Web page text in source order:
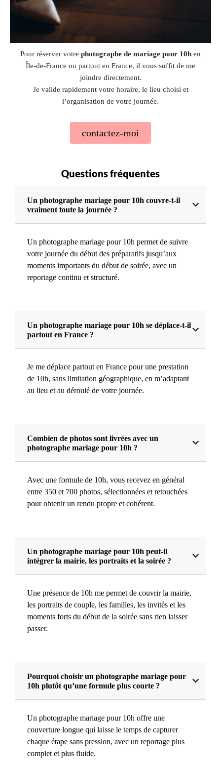
Pour réserver votre photographe de mariage pour 10h en
Île-de-France ou partout en France, il vous suffit de me
joindre directement.
Je valide rapidement votre horaire, le lieu choisi et
l’organisation de votre journée.
contactez-moi
Questions fréquentes
Un photographe mariage pour 10h couvre-t-il
vraiment toute la journée ?
Un photographe mariage pour 10h permet de suivre
votre journée du début des préparatifs jusqu’aux
moments importants du début de soirée, avec un
reportage continu et structuré.
Un photographe mariage pour 10h se déplace-t-il
partout en France ?
Je me déplace partout en France pour une prestation
de 10h, sans limitation géographique, en m’adaptant
au lieu et au déroulé de votre journée.
Combien de photos sont livrées avec un
photographe mariage pour 10h ?
Avec une formule de 10h, vous recevez en général
entre 350 et 700 photos, sélectionnées et retouchées
pour obtenir un rendu propre et cohérent.
Un photographe mariage pour 10h peut-il
intégrer la mairie, les portraits et la soirée ?
Une présence de 10h me permet de couvrir la mairie,
les portraits de couple, les familles, les invités et les
moments forts du début de la soirée sans rien laisser
passer.
Pourquoi choisir un photographe mariage pour
10h plutôt qu’une formule plus courte ?
Un photographe mariage pour 10h offre une
couverture longue qui laisse le temps de capturer
chaque étape sans pression, avec un reportage plus
complet et plus fluide.